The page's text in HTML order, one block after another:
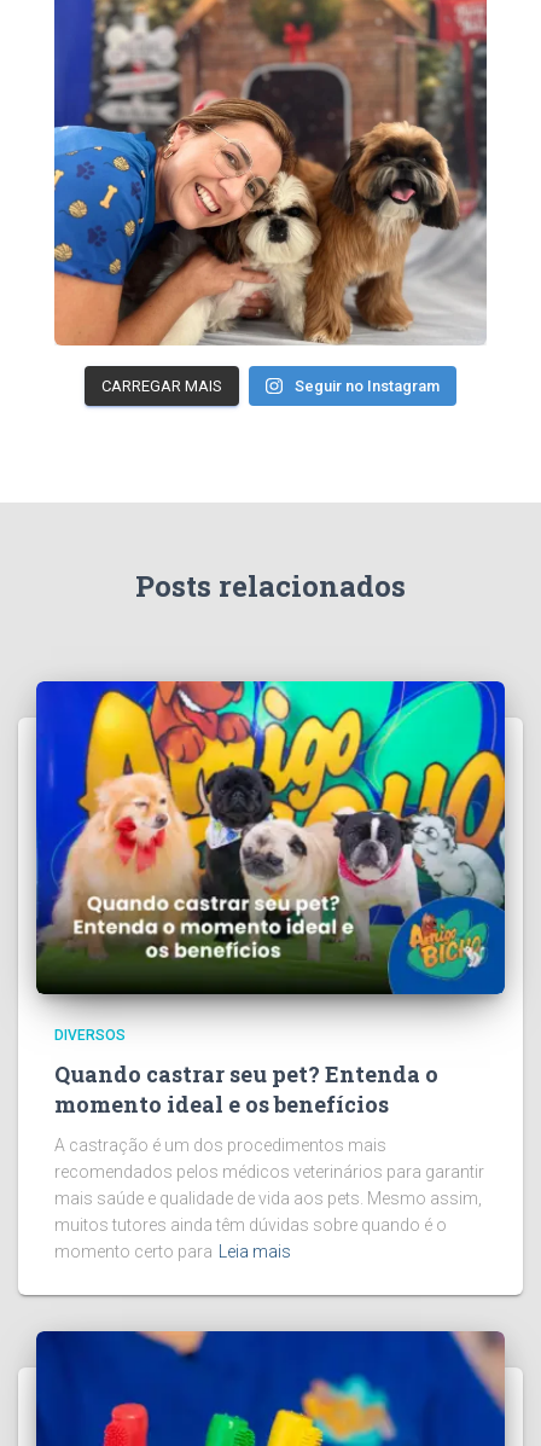
CARREGAR MAIS Seguir no Instagram
Posts relacionados
DIVERSOS
Quando castrar seu pet? Entenda o
momento ideal e os benefícios
A castração é um dos procedimentos mais
recomendados pelos médicos veterinários para garantir
mais saúde e qualidade de vida aos pets. Mesmo assim,
muitos tutores ainda têm dúvidas sobre quando é o
momento certo para
Leia mais